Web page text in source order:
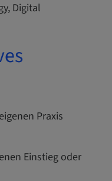
Digital
Praxis
Einstieg oder